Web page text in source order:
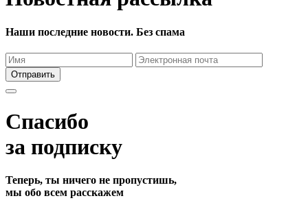
Наши последние новости. Без спама
Отправить
Спасибо
за подписку
Теперь, ты ничего не пропустишь,
мы обо всем расскажем